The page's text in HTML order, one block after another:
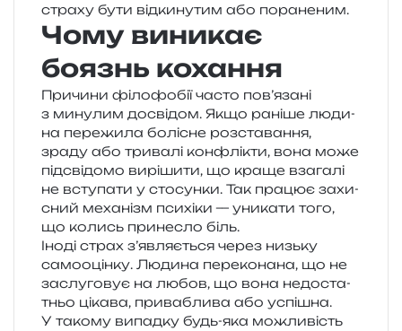
стра­ху бути від­ки­ну­тим або пораненим.
Чому виникає
боязнь кохання
Причини філо­фо­бії часто пов’язані
з мину­лим досві­дом. Якщо рані­ше люди­
на пере­жи­ла болі­сне роз­ста­ва­н­ня,
зраду або три­ва­лі кон­флі­кти, вона може
під­сві­до­мо вирі­ши­ти, що краще вза­га­лі
не всту­па­ти у сто­сун­ки. Так пра­цює захи­
сний меха­нізм пси­хі­ки — уни­ка­ти того,
що колись при­не­сло біль.
Іноді страх з’являється через низь­ку
само­оцін­ку. Людина пере­ко­на­на, що не
заслу­го­вує на любов, що вона недо­ста­
тньо ціка­ва, при­ва­бли­ва або успі­шна.
У тако­му випад­ку будь-яка можли­вість